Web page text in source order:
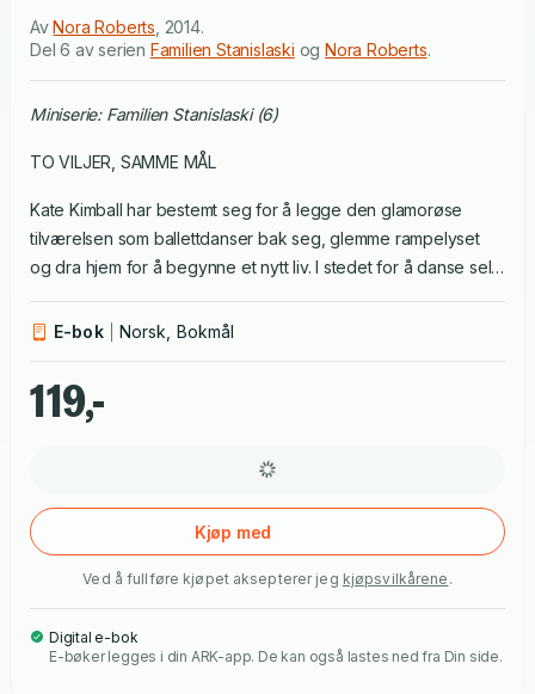
AvNora Roberts 2014.
Del 6 av serien Familien Stanislaski ogNora Roberts.
Miniserie: Familien Stanislaski (6)
TO VILJER, SAMME MÅL
Kate Kimball har bestemt seg for å legge den glamorøse
tilværelsen som ballettdanser bak seg, glemme rampelyset
og dra hjem for å begynne et nytt liv. I stedet for å danse selv,
bygningen til formålet. Siden den trenger sårt til oppussing,
entreprenøren Brody O'Connell. Og målbevisst som hun er,
har Kate bestemt seg for å forføre ham. Men Brody er like
han bare kan gi opp og falle for fristelsen ...
E-bok Norsk, Bokmål
119,-
Kjøp med
Ved å fullføre kjøpet aksepterer jeg kjøpsvilkårene .
Digital e-bok
E-bøker legges i din ARK-app. De kan også lastes ned fra Din side.